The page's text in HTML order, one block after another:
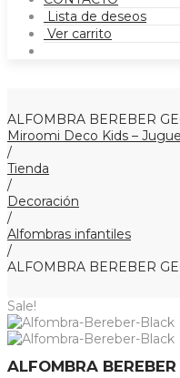
Lista de deseos
Ver carrito
ALFOMBRA BEREBER
Miroomi Deco Kids –
/
Tienda
/
Decoración
/
Alfombras infantiles
/
ALFOMBRA BEREBER
Sale!
ALFOMBRA